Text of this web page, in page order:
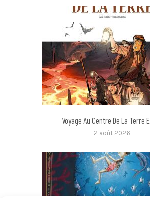
Voyage Au Centre De La Terre
2 août 2026